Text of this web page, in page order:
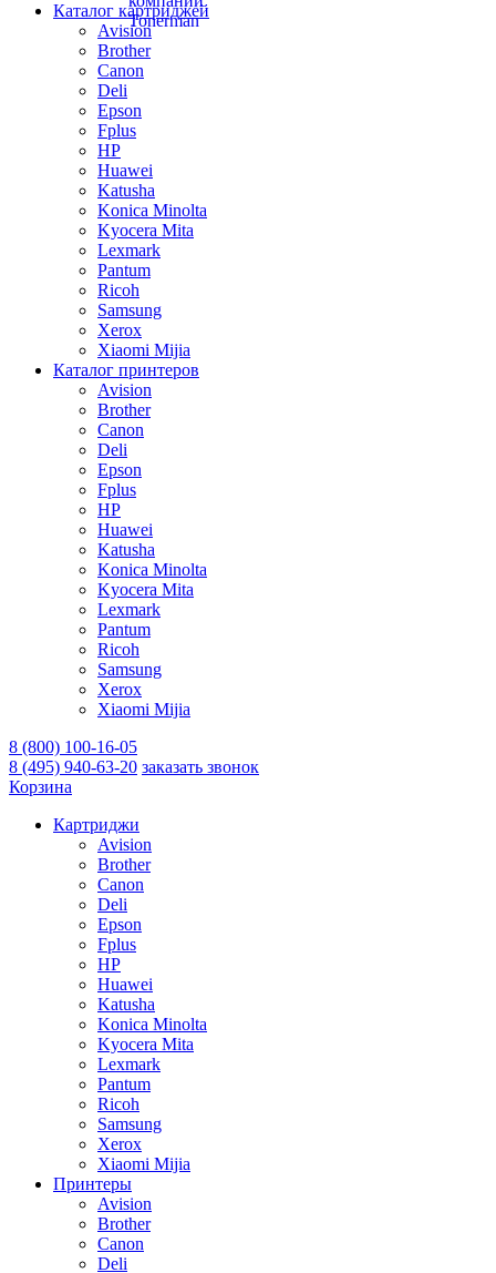
Каталог картриджей
Avision
Brother
Canon
Deli
Epson
Fplus
HP
Huawei
Katusha
Konica Minolta
Kyocera Mita
Lexmark
Pantum
Ricoh
Samsung
Xerox
Xiaomi Mijia
Каталог принтеров
Avision
Brother
Canon
Deli
Epson
Fplus
HP
Huawei
Katusha
Konica Minolta
Kyocera Mita
Lexmark
Pantum
Ricoh
Samsung
Xerox
Xiaomi Mijia
8 (800) 100-16-05
8 (495) 940-63-20 заказать звонок
Корзина
Картриджи
Avision
Brother
Canon
Deli
Epson
Fplus
HP
Huawei
Katusha
Konica Minolta
Kyocera Mita
Lexmark
Pantum
Ricoh
Samsung
Xerox
Xiaomi Mijia
Принтеры
Avision
Brother
Canon
Deli